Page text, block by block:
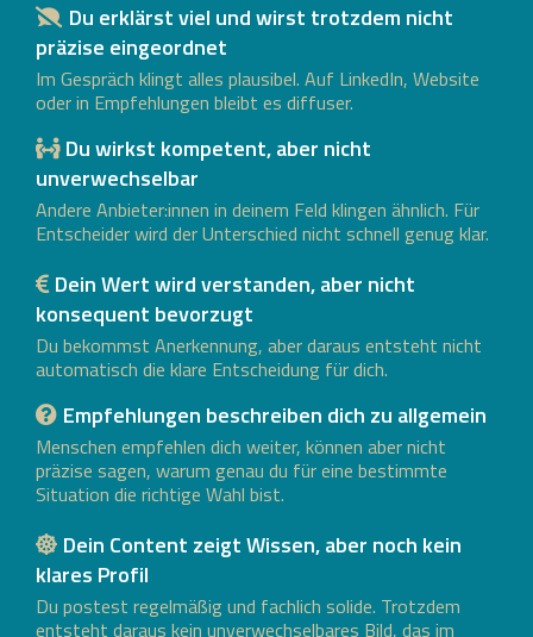
Du erklärst viel und wirst trotzdem nicht
präzise eingeordnet
Im Gespräch klingt alles plausibel. Auf LinkedIn, Website
oder in Empfehlungen bleibt es diffuser.
Du wirkst kompetent, aber nicht
unverwechselbar
Andere Anbieter:innen in deinem Feld klingen ähnlich. Für
Entscheider wird der Unterschied nicht schnell genug klar.
Dein Wert wird verstanden, aber nicht
konsequent bevorzugt
Du bekommst Anerkennung, aber daraus entsteht nicht
automatisch die klare Entscheidung für dich.
Empfehlungen beschreiben dich zu allgemein
Menschen empfehlen dich weiter, können aber nicht
präzise sagen, warum genau du für eine bestimmte
Situation die richtige Wahl bist.
Dein Content zeigt Wissen, aber noch kein
klares Profil
Du postest regelmäßig und fachlich solide. Trotzdem
entsteht daraus kein unverwechselbares Bild, das im